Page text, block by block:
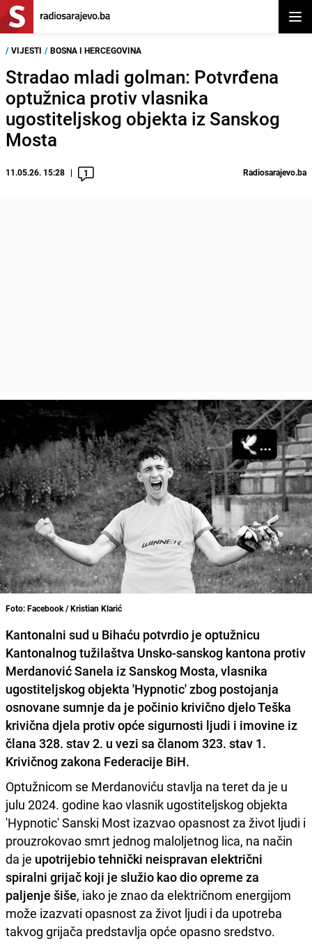
/ VIJESTI / BOSNA I HERCEGOVINA
Stradao mladi golman: Potvrđena
optužnica protiv vlasnika
ugostiteljskog objekta iz Sanskog
Mosta
11.05.26. 15:28 1 Radiosarajevo.ba
Foto: Facebook / Kristian Klarić
Kantonalni sud u Bihaću potvrdio je optužnicu
Kantonalnog tužilaštva Unsko-sanskog kantona protiv
Merdanović Sanela iz Sanskog Mosta, vlasnika
ugostiteljskog objekta 'Hypnotic' zbog postojanja
osnovane sumnje da je počinio krivično djelo Teška
krivična djela protiv opće sigurnosti ljudi i imovine iz
člana 328. stav 2. u vezi sa članom 323. stav 1.
Krivičnog zakona Federacije BiH.
Optužnicom se Merdanoviću stavlja na teret da je u
julu 2024. godine kao vlasnik ugostiteljskog objekta
'Hypnotic' Sanski Most izazvao opasnost za život ljudi i
prouzrokovao smrt jednog maloljetnog lica, na način
da je upotrijebio tehnički neispravan električni
spiralni grijač koji je služio kao dio opreme za
paljenje šiše, iako je znao da električnom energijom
može izazvati opasnost za život ljudi i da upotreba
takvog grijača predstavlja opće opasno sredstvo.